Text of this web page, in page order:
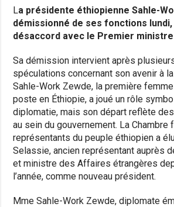
La présidente éthiopienne Sahle-
démissionné de ses fonctions
désaccord avec le Premier ministre
Sa démission intervient après
spéculations concernant son avenir à la
Sahle-Work Zewde, la première
poste en Éthiopie, a joué un rôle
diplomatie, mais son départ reflète
au sein du gouvernement. La Chambre
représentants du peuple éthiopien a
Selassie, ancien représentant auprès
et ministre des Affaires étrangères
l’année, comme nouveau président.
Mme Sahle-Work Zewde, diplomate